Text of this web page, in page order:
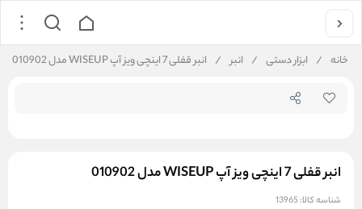
خانه / ابزار دستی / انبر / انبر قفلی 7 اینچی ویز آپ WISEUP مدل 010902
انبر قفلی 7 اینچی ویز آپ WISEUP مدل 010902
شناسه کالا: 13965